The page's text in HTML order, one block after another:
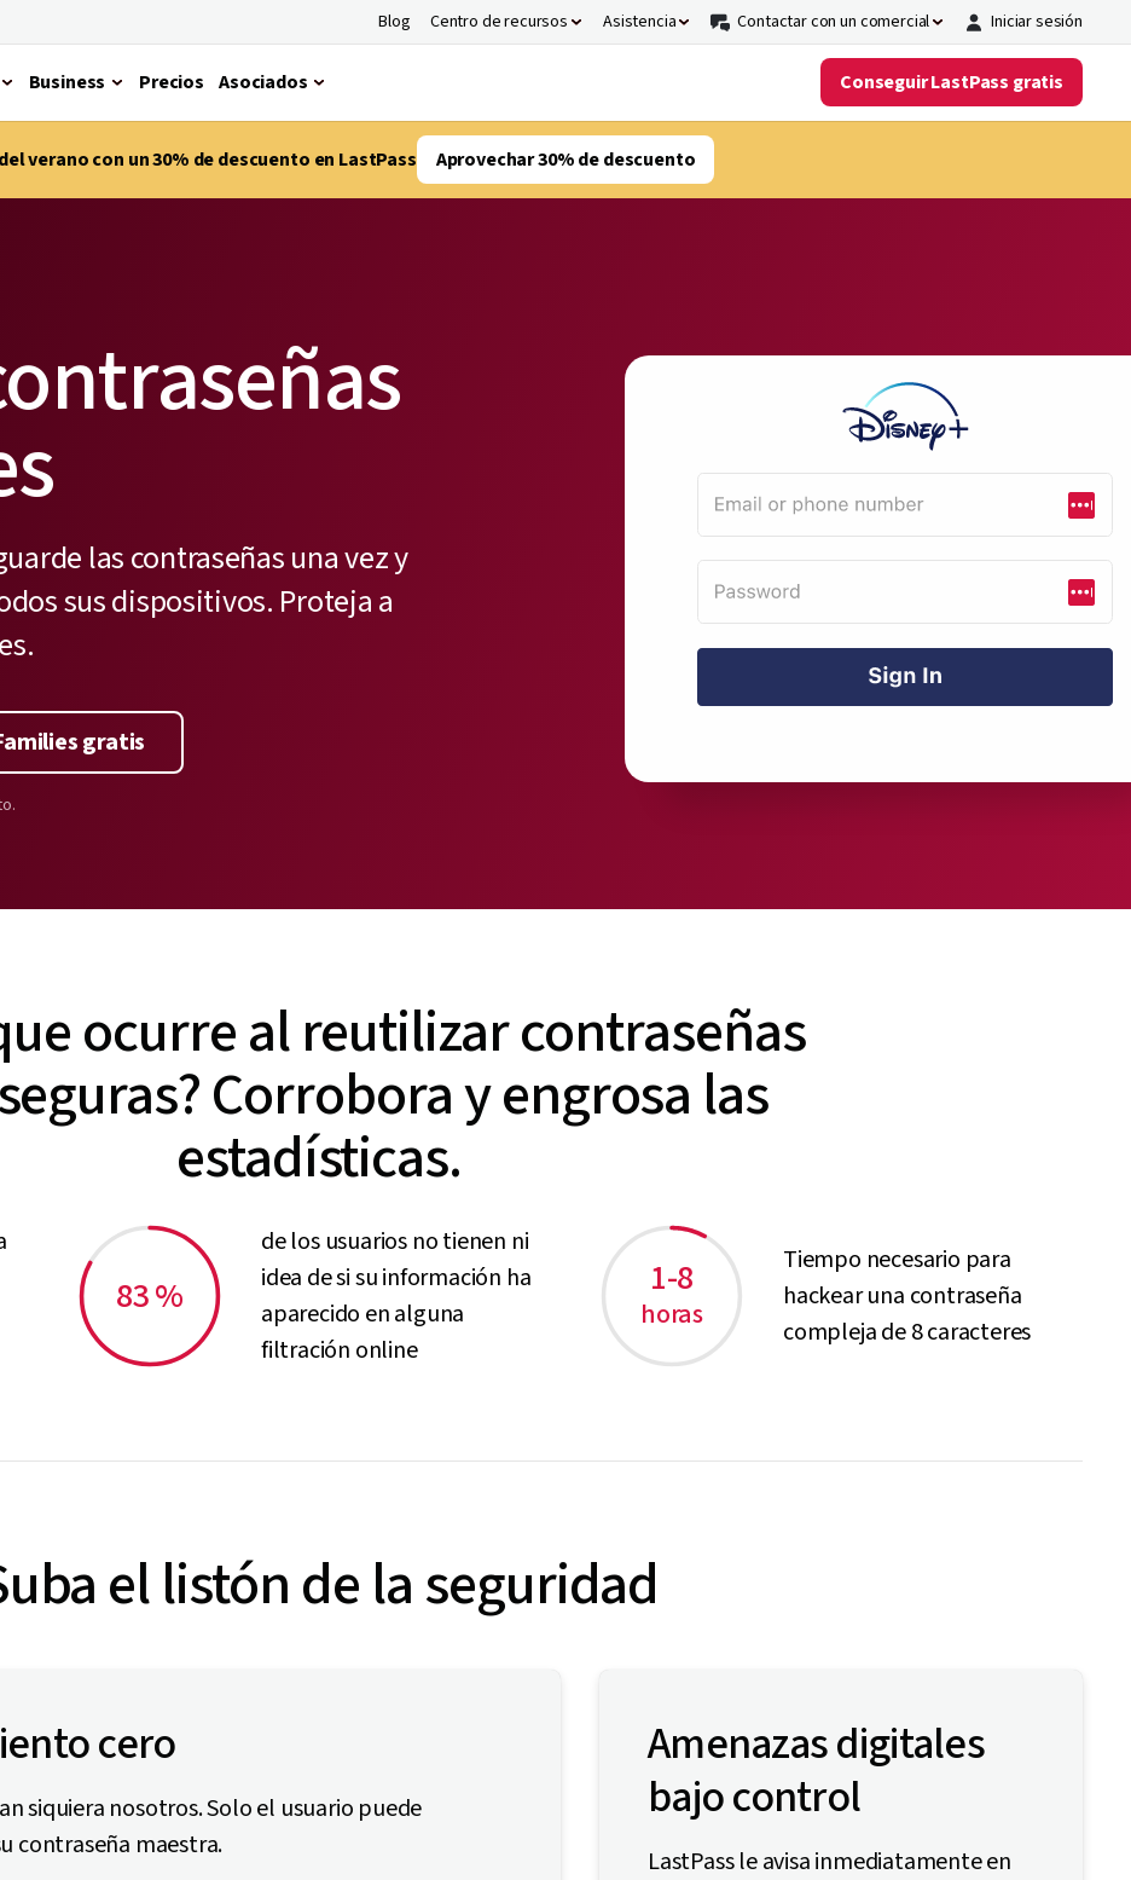
Blog Centro de recursos Asistencia Contactar con un comercial Iniciar sesión
Business Precios Asociados Conseguir LastPass gratis
verano con un 30% de descuento en LastPass Aprovechar 30% de descuento
las contraseñas una vez y
sus dispositivos. Proteja a
gratis
ocurre al reutilizar contraseñas
Corrobora y engrosa las
estadísticas.
83 %
de los usuarios no tienen ni
idea de si su información ha
aparecido en alguna
filtración online
1-8
horas
Tiempo necesario para
hackear una contraseña
compleja de 8 caracteres
el listón de la seguridad
cero
siquiera nosotros. Solo el usuario puede
contraseña maestra.
Amenazas digitales
bajo control
LastPass le avisa inmediatamente en